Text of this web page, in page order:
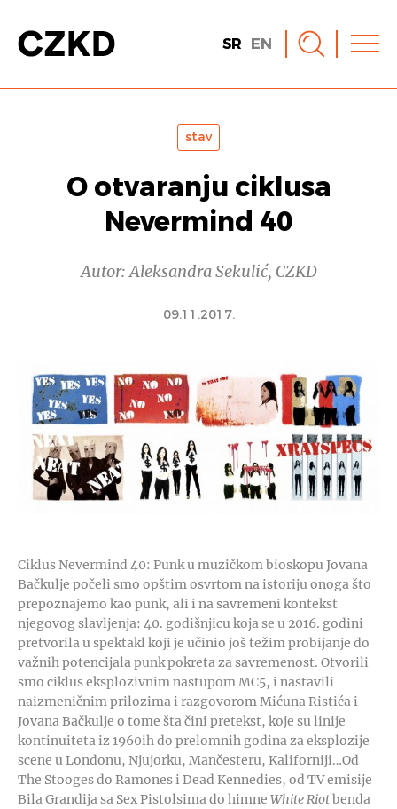
SR EN
stav
O otvaranju ciklusa
Nevermind 40
Autor: Aleksandra Sekulić, CZKD
09.11.2017.
Ciklus Nevermind 40: Punk u muzičkom bioskopu Jovana
Bačkulje počeli smo opštim osvrtom na istoriju onoga što
prepoznajemo kao punk, ali i na savremeni kontekst
njegovog slavljenja: 40. godišnjicu koja se u 2016. godini
pretvorila u spektakl koji je učinio još težim probijanje do
važnih potencijala punk pokreta za savremenost. Otvorili
smo ciklus eksplozivnim nastupom MC5, i nastavili
naizmeničnim prilozima i razgovorom Mićuna Ristića i
Jovana Bačkulje o tome šta čini pretekst, koje su linije
kontinuiteta iz 1960ih do prelomnih godina za eksplozije
scene u Londonu, Njujorku, Mančesteru, Kaliforniji…Od
The Stooges do Ramones i Dead Kennedies, od TV emisije
Bila Grandija sa Sex Pistolsima do himne White Riotbenda